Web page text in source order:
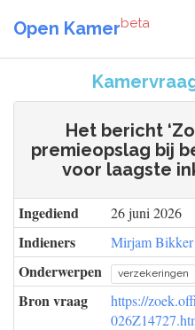
Open Kamerbeta
Het bericht
premieopslag bij
voor laagste
Ingediend 26 juni 2026
Indieners Mirjam Bikker
Onderwerpen verzekeringen
Bron vraag
https://